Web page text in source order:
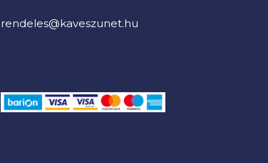
rendeles@kaveszunet.hu